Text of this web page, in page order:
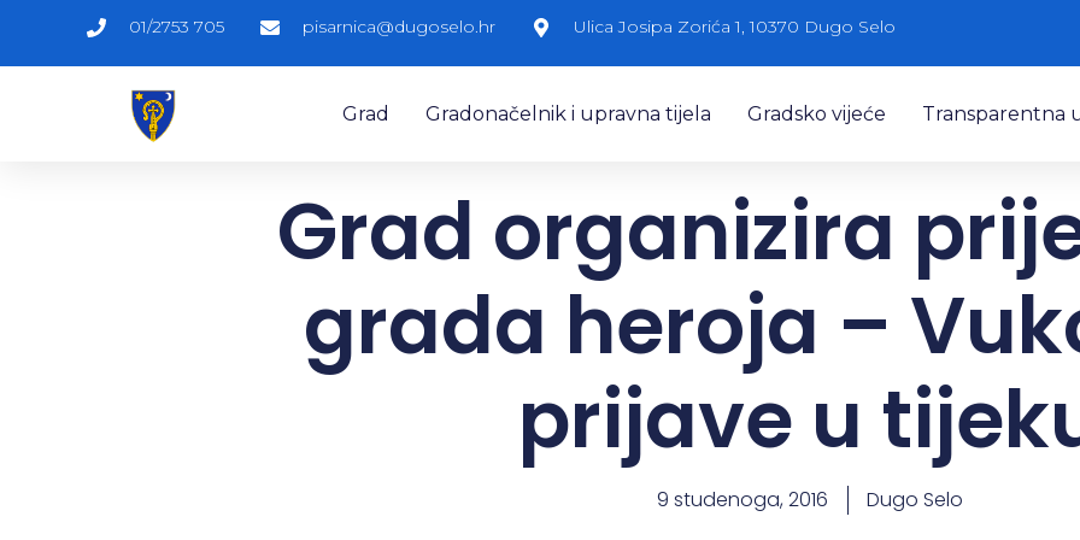
01/2753 705 pisarnica@dugoselo.hr Ulica Josipa Zorića 1, 10370 Dugo Selo
Grad Gradonačelnik i upravna tijela Gradsko vijeće Transparentna
Grad organizira
grada heroja –
prijave u
9 studenoga, 2016 Dugo Selo